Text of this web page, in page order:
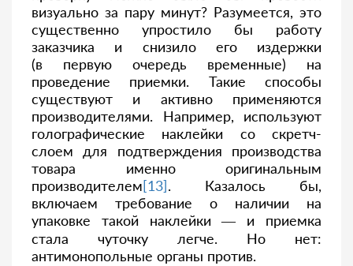
визуально за пару минут? Разумеется, это
существенно упростило бы работу
заказчика и снизило его издержки
(в первую очередь временные) на
проведение приемки. Такие способы
существуют и активно применяются
производителями. Например, используют
голографические наклейки со скретч-
слоем для подтверждения производства
товара именно оригинальным
производителем[13]. Казалось бы,
включаем требование о наличии на
упаковке такой наклейки — и приемка
стала чуточку легче. Но нет:
антимонопольные органы против.